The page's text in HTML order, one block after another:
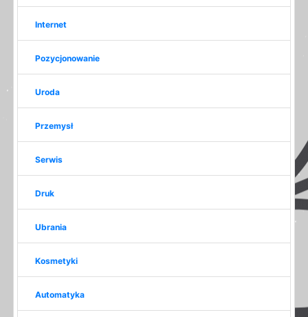
Internet
Pozycjonowanie
Uroda
Przemysł
Serwis
Druk
Ubrania
Kosmetyki
Automatyka